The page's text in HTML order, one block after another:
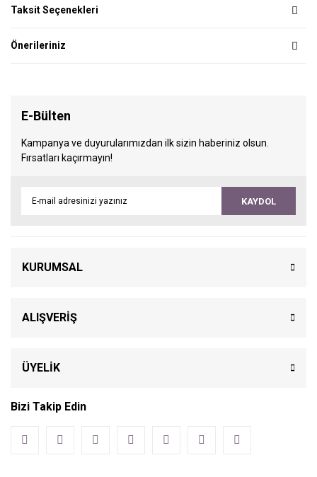
Taksit Seçenekleri
Önerileriniz
E-Bülten
Kampanya ve duyurularımızdan ilk sizin haberiniz olsun.
Fırsatları kaçırmayın!
KAYDOL
KURUMSAL
ALIŞVERİŞ
ÜYELİK
Bizi Takip Edin